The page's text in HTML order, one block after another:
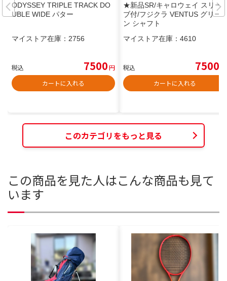
ODYSSEY TRIPLE TRACK DO
UBLE WIDE パター
マイストア在庫： 2756
税込 7500円
カートに入れる
★新品SR/キャロウェイ スリー
ブ付/フジクラ VENTUS グリー
ン シャフト
マイストア在庫： 4610
税込 7500
カートに入れる
このカテゴリをもっと見る
この商品を見た人はこんな商品も見て
います